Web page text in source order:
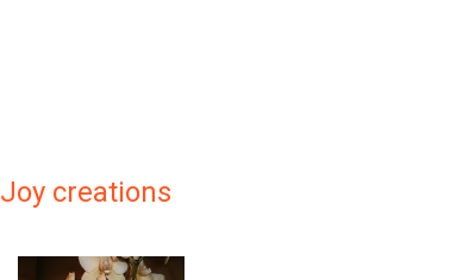
Joy creations